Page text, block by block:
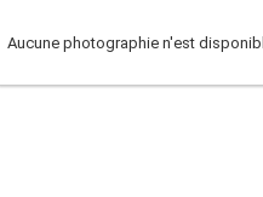
Aucune photographie n'est